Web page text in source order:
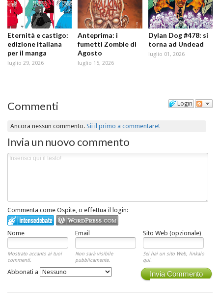
Eternità e castigo:
edizione italiana
per il manga
luglio 29, 2026
Anteprima: i
fumetti Zombie di
Agosto
luglio 15, 2026
Dylan Dog #478: si
torna ad Undead
luglio 01, 2026
Login
Commenti
Ancora nessun commento.Sii il primo a commentare!
Invia un nuovo commento
Commenta come Ospite, o effettua il login:
Nome Email Sito Web (opzionale)
Mostrato accanto ai tuoi
commenti.
Non sarà visibile
pubblicamente.
Sei hai un sito Web, linkalo
qui.
Invia Commento
Abbonati a